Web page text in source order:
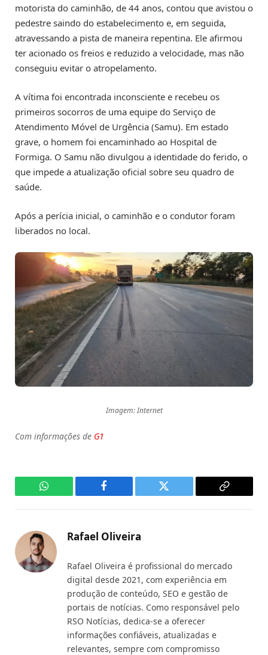
motorista do caminhão, de 44 anos, contou que avistou o
pedestre saindo do estabelecimento e, em seguida,
atravessando a pista de maneira repentina. Ele afirmou
ter acionado os freios e reduzido a velocidade, mas não
conseguiu evitar o atropelamento.
A vítima foi encontrada inconsciente e recebeu os
primeiros socorros de uma equipe do Serviço de
Atendimento Móvel de Urgência (Samu). Em estado
grave, o homem foi encaminhado ao Hospital de
Formiga. O Samu não divulgou a identidade do ferido, o
que impede a atualização oficial sobre seu quadro de
saúde.
Após a perícia inicial, o caminhão e o condutor foram
liberados no local.
Imagem: Internet
Com informações de G1
WhatsApp Facebook Twitter
Copy
Rafael Oliveira
Rafael Oliveira é profissional do mercado
digital desde 2021, com experiência em
produção de conteúdo, SEO e gestão de
portais de notícias. Como responsável pelo
RSO Notícias, dedica-se a oferecer
informações confiáveis, atualizadas e
relevantes, sempre com compromisso